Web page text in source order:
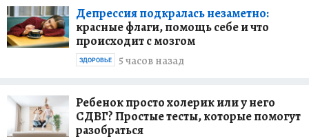
Депрессия подкралась незаметно:
красные флаги, помощь себе и что
происходит с мозгом
5 часов назад
ЗДОРОВЬЕ
Ребенок просто холерик или у него
СДВГ? Простые тесты, которые помогут
разобраться